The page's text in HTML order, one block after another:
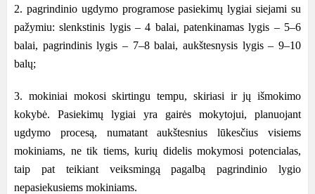
2. pagrindinio ugdymo programose pasiekimų lygiai siejami su
pažymiu: slenkstinis lygis – 4 balai, patenkinamas lygis – 5–6
balai, pagrindinis lygis – 7–8 balai, aukštesnysis lygis – 9–10
balų;
3. mokiniai mokosi skirtingu tempu, skiriasi ir jų išmokimo
kokybė. Pasiekimų lygiai yra gairės mokytojui, planuojant
ugdymo procesą, numatant aukštesnius lūkesčius visiems
mokiniams, ne tik tiems, kurių didelis mokymosi potencialas,
taip pat teikiant veiksmingą pagalbą pagrindinio lygio
nepasiekusiems mokiniams.